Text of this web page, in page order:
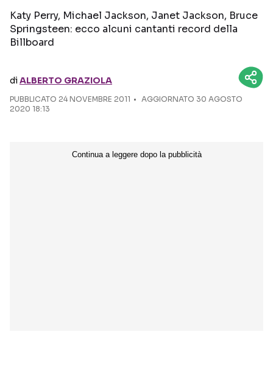
Katy Perry, Michael Jackson, Janet Jackson, Bruce
Springsteen: ecco alcuni cantanti record della
Billboard
diALBERTO GRAZIOLA
PUBBLICATO 24 NOVEMBRE 2011
AGGIORNATO 30 AGOSTO
2020 18:13